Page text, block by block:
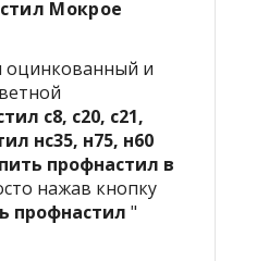
Мокрое
оцинкованный и
с8, с20, с21,
нс35, н75, н60
профнастил в
нажав кнопку
профнастил "